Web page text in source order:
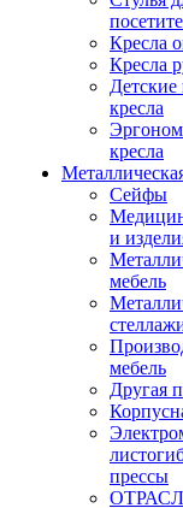
Кресла
Кресла
кресла
кресла
Сейфы
и
мебель
мебель
Другая
прессы